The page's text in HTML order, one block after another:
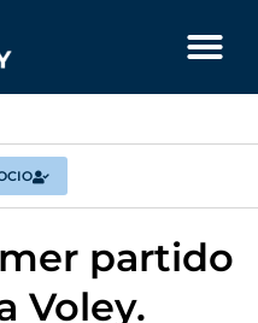
partido
Voley.